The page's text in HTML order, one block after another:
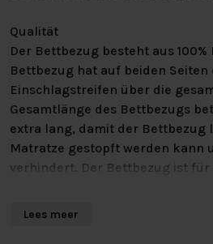
Qualität
Der Bettbezug besteht aus 100%
Bettbezug hat auf beiden
Einschlagstreifen über die
Gesamtlänge des Bettbezugs
extra lang, damit der Bettbezug
Matratze gestopft werden kann
verhindert. Der Bettbezug ist
Lees meer